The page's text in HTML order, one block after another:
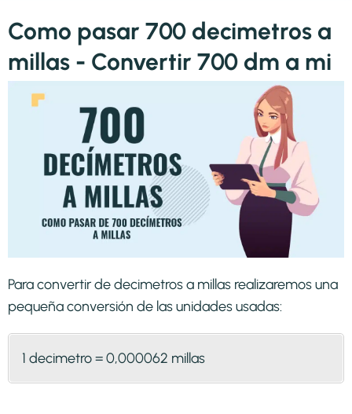
Como pasar 700 decimetros a
millas - Convertir 700 dm a mi
Para convertir de decimetros a millas realizaremos una
pequeña conversión de las unidades usadas:
1 decimetro = 0,000062 millas